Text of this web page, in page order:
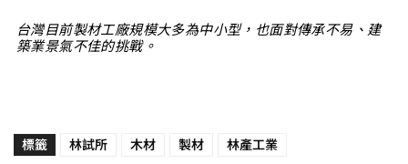
台灣目前製材工廠規模大多為中小型，也面對傳承不易、建
築業景氣不佳的挑戰。
標籤 林試所 木材 製材 林產工業